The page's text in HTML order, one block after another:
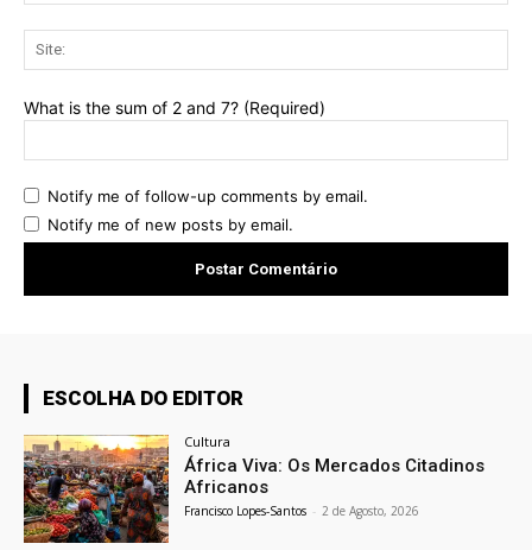
What is the sum of 2 and 7? (Required)
Notify me of follow-up comments by email.
Notify me of new posts by email.
ESCOLHA DO EDITOR
Cultura
África Viva: Os Mercados Citadinos
Africanos
Francisco Lopes-Santos - 2 de Agosto, 2026